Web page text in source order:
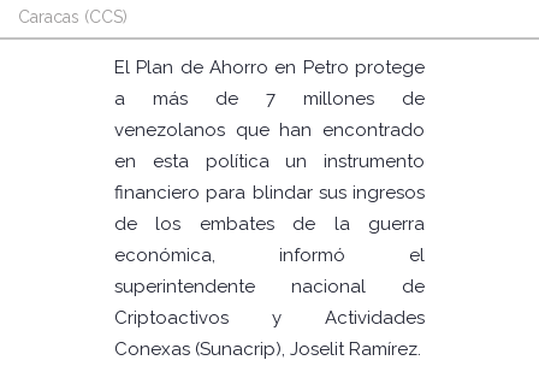
Caracas (CCS)
El Plan de Ahorro en Petro protege
a más de 7 millones de
venezolanos que han encontrado
en esta política un instrumento
financiero para blindar sus ingresos
de los embates de la guerra
económica, informó el
superintendente nacional de
Criptoactivos y Actividades
Conexas (Sunacrip), Joselit Ramírez.